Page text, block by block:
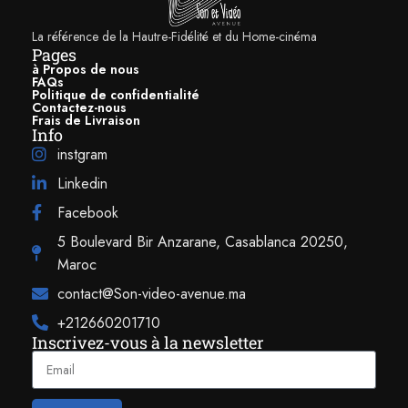
La référence de la Hautre-Fidélité et du Home-cinéma
Pages
à Propos de nous
FAQs
Politique de confidentialité
Contactez-nous
Frais de Livraison
Info
instgram
Linkedin
Facebook
5 Boulevard Bir Anzarane, Casablanca 20250,
Maroc
contact@Son-video-avenue.ma
+212660201710
Inscrivez-vous à la newsletter